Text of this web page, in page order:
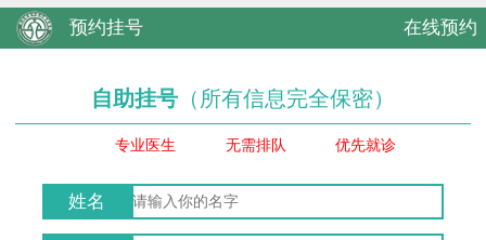
预约挂号 在线预约
自助挂号 （所有信息完全保密）
专业医生 无需排队 优先就诊
姓名